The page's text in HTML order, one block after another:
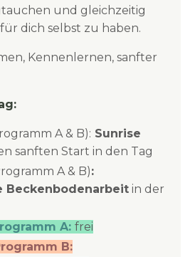
und gleichzeitig
dich selbst zu haben.
Kennenlernen, sanfter
A & B): Sunrise
sanften Start in den Tag
A & B):
Beckenbodenarbeit in der
A: frei
B: